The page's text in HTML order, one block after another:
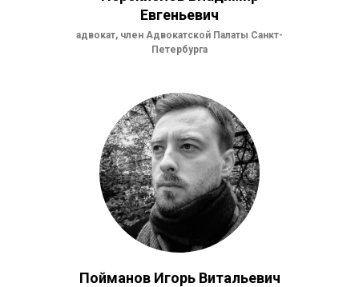
Евгеньевич
адвокат, член Адвокатской Палаты Санкт-
Петербурга
Пойманов Игорь Витальевич